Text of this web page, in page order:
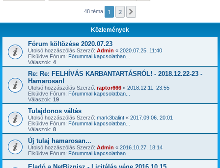
48 téma 1 2
Közlemények
Fórum költözése 2020.07.23
Utolsó hozzászólás Szerző: Admin « 2020.07.25. 11:40
Elküldve Fórum: Fórummal kapcsolatban...
Válaszok: 4
Re: Re: FELHÍVÁS KARBANTARTÁSRÓL! - 2018.12.22-23 -
Hamarosan!
Utolsó hozzászólás Szerző: raptor666 « 2018.12.11. 23:55
Elküldve Fórum: Fórummal kapcsolatban...
Válaszok: 19
Tulajdonos váltás
Utolsó hozzászólás Szerző: mark3balint « 2017.09.06. 20:01
Elküldve Fórum: Fórummal kapcsolatban...
Válaszok: 8
Új tulaj hamarosan...
Utolsó hozzászólás Szerző: Admin « 2016.10.27. 18:14
Elküldve Fórum: Fórummal kapcsolatban...